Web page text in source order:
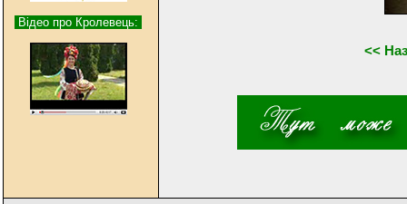
Відео про Кролевець:
<<